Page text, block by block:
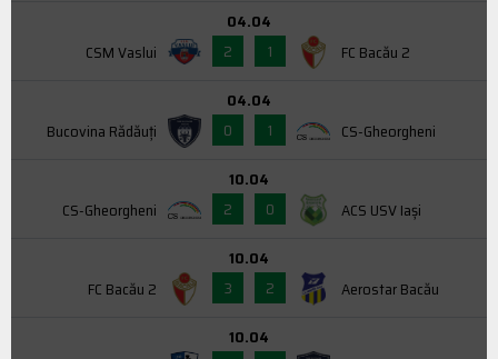
CSM Vaslui
04.04
2
1 FC Bacău 2
Bucovina Rădăuți
04.04
0
1 CS-Gheorgheni
CS-Gheorgheni
10.04
2
0 ACS USV Iaşi
FC Bacău 2
10.04
3
2 Aerostar Bacău
10.04